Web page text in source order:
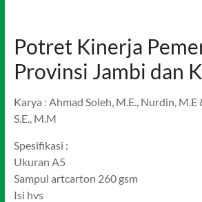
Potret Kinerja
Provinsi Jambi dan
Karya : Ahmad Soleh, M.E., Nurdin, M.E
S.E., M.M
Spesifikasi :
Ukuran A5
Sampul artcarton 260 gsm
Isi hvs